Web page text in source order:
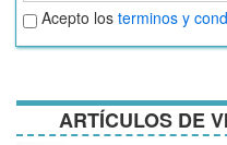
Aceptar
términos
y
Acepto los terminos y
ARTÍCULOS DE